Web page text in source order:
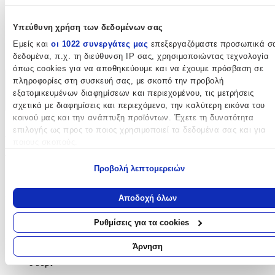
Υπεύθυνη χρήση των δεδομένων σας
Εμείς και οι 1022 συνεργάτες μας επεξεργαζόμαστε προσωπικά
δεδομένα, π.χ. τη διεύθυνση IP σας, χρησιμοποιώντας τεχνολογία
όπως cookies για να αποθηκεύουμε και να έχουμε πρόσβαση σε
πληροφορίες στη συσκευή σας, με σκοπό την προβολή
εξατομικευμένων διαφημίσεων και περιεχομένου, τις μετρήσεις
σχετικά με διαφημίσεις και περιεχόμενο, την καλύτερη εικόνα του
κοινού μας και την ανάπτυξη προϊόντων. Έχετε τη δυνατότητα
επιλογής ως προς το ποιος χρησιμοποιεί τα δεδομένα σας και για
Εάν μας επιτρέπετε, θα θέλαμε επίσης:
τοποθεσία, οι οποίες μπορεί να είναι ακριβείς σε απόσταση
Να αναγνωρίσουμε τη συσκευή σας σαρώνοντας ενεργά για
συγκεκριμένα χαρακτηριστικά (δακτυλικό αποτύπωμα)
Μάθετε περισσότερα σχετικά με τον τρόπο επεξεργασίας των
προσωπικών σας δεδομένων και καθορίστε τις προτιμήσεις σας
ενότητα “Λεπτομέρειες”
Προβολή λεπτομερειών
Αποδοχή όλων
Ρυθμίσεις για τα cookies
Άρνηση
Χρώμα:
Χρυσό
Χαρακτηριστικά
+
Χαρακτηριστικά
Είδος
Γούρι